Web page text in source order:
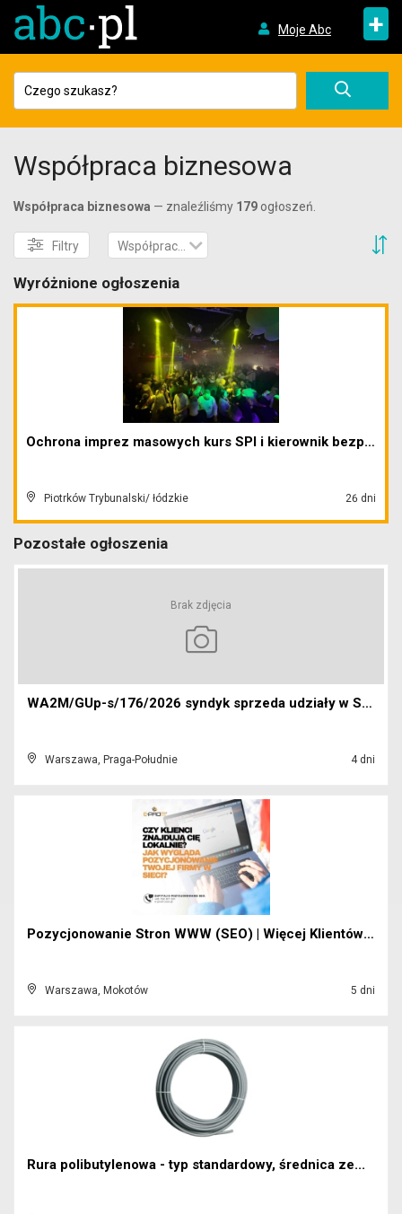
Moje Abc +
Współpraca biznesowa
Współpraca biznesowa — znaleźliśmy 179 ogłoszeń.
Filtry Współpraca biznesowa
Wyróżnione ogłoszenia
Ochrona imprez masowych kurs SPI i kierownik bezpi...
Piotrków Trybunalski/ łódzkie 26 dni
Pozostałe ogłoszenia
Brak zdjęcia
WA2M/GUp-s/176/2026 syndyk sprzeda udziały w Sp. z...
Warszawa, Praga-Południe 4 dni
Pozycjonowanie Stron WWW (SEO) | Więcej Klientów z...
Warszawa, Mokotów 5 dni
Rura polibutylenowa - typ standardowy, średnica ze...